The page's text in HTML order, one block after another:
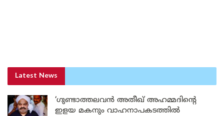
Latest News
‘ഗുണ്ടാത്തലവൻ അതീഖ് അഹമ്മദിന്റെ
ഇളയ മകനും വാഹനാപകടത്തിൽ